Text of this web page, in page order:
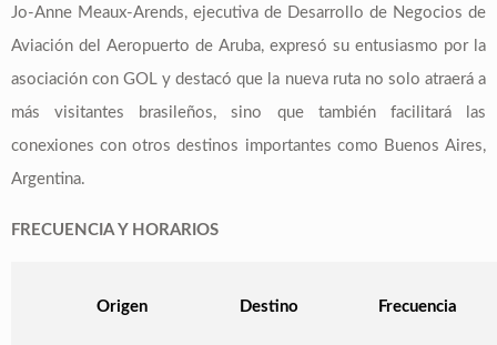
Jo-Anne Meaux-Arends, ejecutiva de Desarrollo de Negocios de
Aviación del Aeropuerto de Aruba, expresó su entusiasmo por la
asociación con GOL y destacó que la nueva ruta no solo atraerá a
más visitantes brasileños, sino que también facilitará las
conexiones con otros destinos importantes como Buenos Aires,
Argentina.
FRECUENCIA Y HORARIOS
Origen Destino Frecuencia